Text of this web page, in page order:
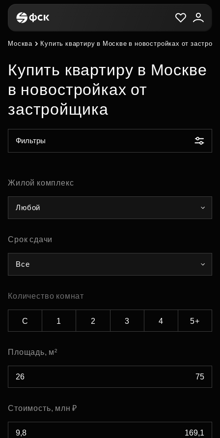
Москва Купить квартиру в Москве в новостройках от
Купить квартиру в Москве
в новостройках от
застройщика
Фильтры
Жилой комплекс
Любой
Срок сдачи
Все
Количество комнат
С 1 2 3 4 5+
Площадь, м²
Стоимость, млн ₽